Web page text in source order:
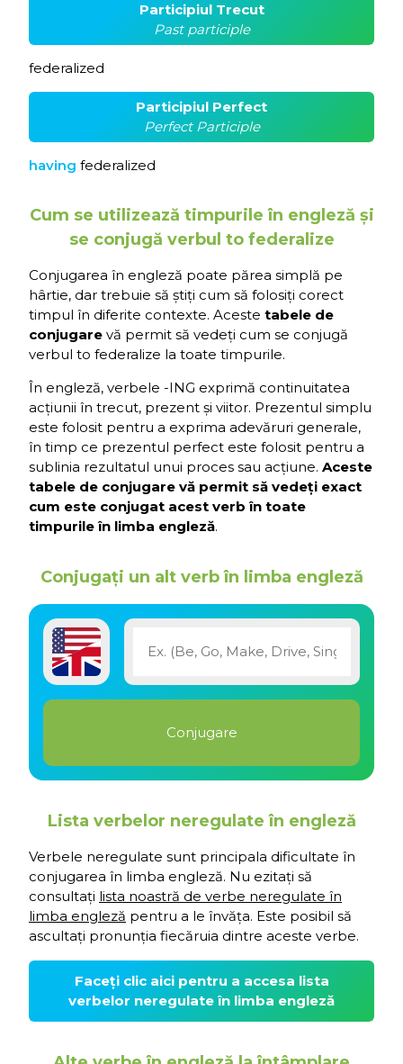
Participiul Trecut
Past participle
federalized
Participiul Perfect
Perfect Participle
having federalized
Cum se utilizează timpurile în engleză și
se conjugă verbul to federalize
Conjugarea în engleză poate părea simplă pe
hârtie, dar trebuie să știți cum să folosiți corect
timpul în diferite contexte. Aceste tabele de
conjugare vă permit să vedeți cum se conjugă
verbul to federalize la toate timpurile.
În engleză, verbele -ING exprimă continuitatea
acțiunii în trecut, prezent și viitor. Prezentul simplu
este folosit pentru a exprima adevăruri generale,
în timp ce prezentul perfect este folosit pentru a
sublinia rezultatul unui proces sau acțiune. Aceste
tabele de conjugare vă permit să vedeți exact
cum este conjugat acest verb în toate
timpurile în limba engleză.
Conjugați un alt verb în limba engleză
Lista verbelor neregulate în engleză
Verbele neregulate sunt principala dificultate în
conjugarea în limba engleză. Nu ezitați să
consultați lista noastră de verbe neregulate în
limba engleză pentru a le învăța. Este posibil să
ascultați pronunția fiecăruia dintre aceste verbe.
Faceți clic aici pentru a accesa lista
verbelor neregulate în limba engleză